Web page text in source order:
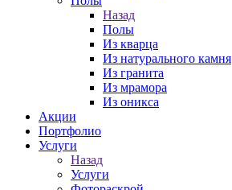
Назад
Полы
Из кварца
Из натурального камня
Из гранита
Из мрамора
Из оникса
Акции
Портфолио
Услуги
Назад
Услуги